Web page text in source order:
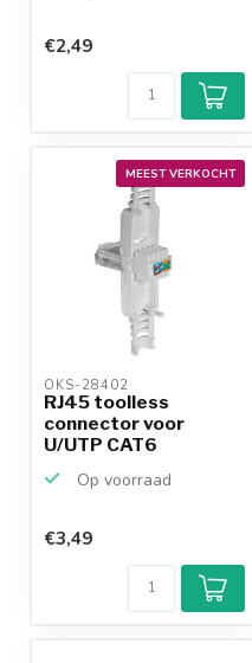
€2,49
MEEST VERKOCHT
OKS-28402
RJ45 toolless
connector voor
U/UTP CAT6
Op voorraad
€3,49